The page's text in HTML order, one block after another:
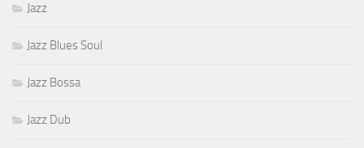
Jazz
Jazz Blues Soul
Jazz Bossa
Jazz Dub